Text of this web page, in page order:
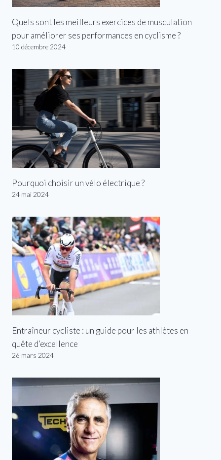
Quels sont les meilleurs exercices de musculation
pour améliorer ses performances en cyclisme ?
10 décembre 2024
Pourquoi choisir un vélo électrique ?
24 mai 2024
Entraîneur cycliste : un guide pour les athlètes en
quête d’excellence
26 mars 2024